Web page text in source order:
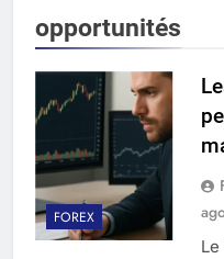
opportunités
FOREX